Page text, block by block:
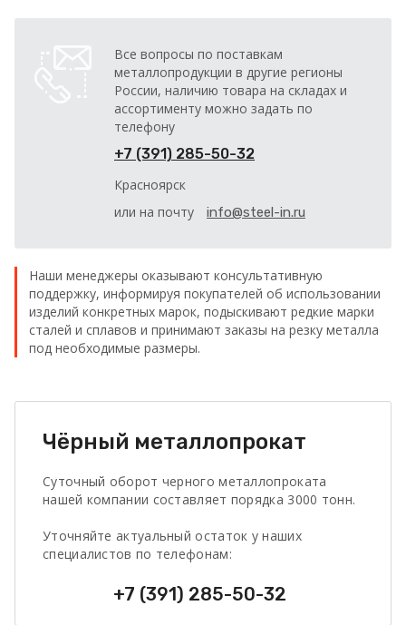
Все вопросы по поставкам
металлопродукции в другие регионы
России, наличию товара на складах и
ассортименту можно задать по
телефону
+7 (391) 285-50-32
Красноярск
или на почту
info@steel-in.ru
Наши менеджеры оказывают консультативную
поддержку, информируя покупателей об использовании
изделий конкретных марок, подыскивают редкие марки
сталей и сплавов и принимают заказы на резку металла
под необходимые размеры.
Чёрный металлопрокат
Суточный оборот черного металлопроката
нашей компании составляет порядка 3000 тонн.
Уточняйте актуальный остаток у наших
специалистов по телефонам:
+7 (391) 285-50-32